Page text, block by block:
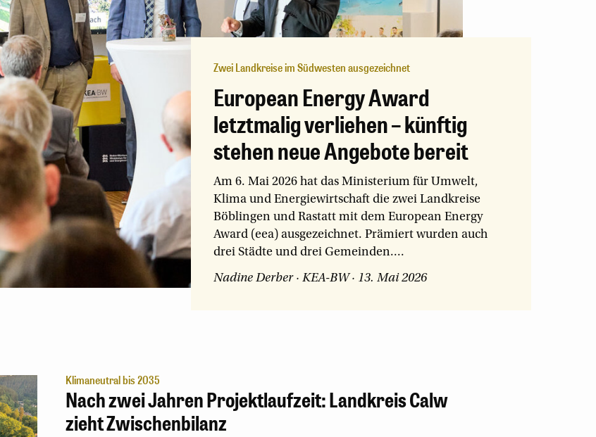
Zwei Landkreise im Südwesten ausgezeichnet
European Energy Award
letztmalig verliehen – künftig
stehen neue Angebote bereit
Am 6. Mai 2026 hat das Ministerium für Umwelt,
Klima und Energiewirtschaft die zwei Landkreise
Böblingen und Rastatt mit dem European Energy
Award (eea) ausgezeichnet. Prämiert wurden auch
drei Städte und drei Gemeinden....
Nadine Derber· KEA-BW· 13. Mai 2026
Klimaneutral bis 2035
Nach zwei Jahren Projektlaufzeit: Landkreis Calw
zieht Zwischenbilanz